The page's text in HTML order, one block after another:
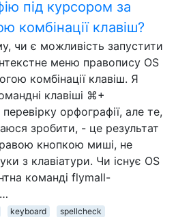
під курсором за
комбінації клавіш?
чи є можливість запустити
меню правопису OS
комбінації клавіш. Я
клавіші ⌘+
орфографії, але те,
зробити, - це результат
кнопкою миші, не
з клавіатури. Чи існує OS
команді flymall-
keyboard spellcheck